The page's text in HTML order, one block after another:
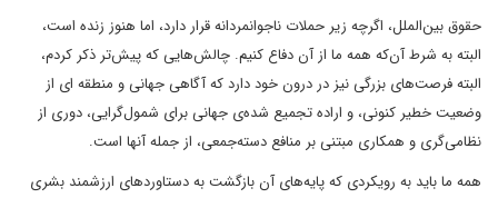
حقوق بین‌الملل، اگرچه زیر حملات ناجوانمردانه قرار دارد، اما هنوز زنده است،
البته به شرط آن‌که همه ما از آن دفاع کنیم. چالش‌هایی که پیش‌تر ذکر کردم،
البته فرصت‌های بزرگی نیز در درون خود دارد که آگاهی جهانی و منطقه ای از
وضعیت خطیر کنونی، و اراده تجمیع شده‌‌ی جهانی برای شمول‌گرایی، دوری از
نظامی‌گری و همکاری مبتنی بر منافع دسته‌جمعی، از جمله آنها است.
همه ما باید به رویکردی که پایه‌های آن بازگشت به دستاوردهای ارزشمند بشری